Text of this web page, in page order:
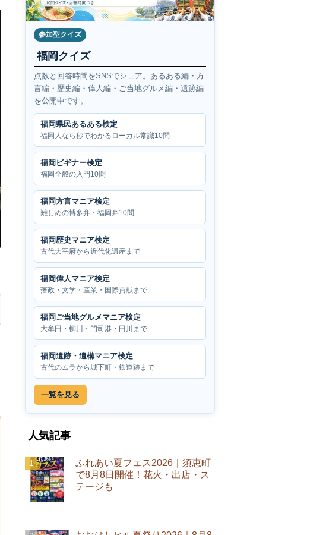
参加型クイズ
福岡クイズ
点数と回答時間をSNSでシェア。あるある編・方
言編・歴史編・偉人編・ご当地グルメ編・遺跡編
を公開中です。
福岡県民あるある検定
福岡人なら秒でわかるローカル常識10問
福岡ビギナー検定
福岡全般の入門10問
福岡方言マニア検定
難しめの博多弁・福岡弁10問
福岡歴史マニア検定
古代大宰府から近代化遺産まで
福岡偉人マニア検定
藩政・文学・産業・国際貢献まで
福岡ご当地グルメマニア検定
大牟田・柳川・門司港・田川まで
福岡遺跡・遺構マニア検定
古代のムラから城下町・鉄道跡まで
一覧を見る
人気記事
ふれあい夏フェス2026｜須恵町
で8月8日開催！花火・出店・ス
テージも